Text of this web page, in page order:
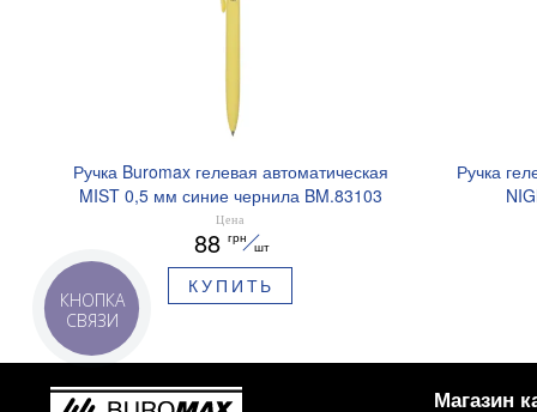
Ручка Buromax гелевая автоматическая
MIST 0,5 мм синие чернила BM.83103
Цена
88 грн
шт
КУПИТЬ
Ручка
Магазин
КНОПКА
СВЯЗИ